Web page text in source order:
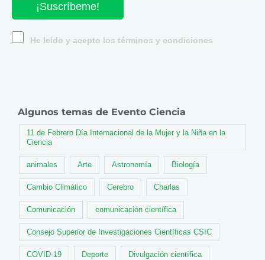
¡Suscríbeme!
He leído y acepto los términos y condiciones
Algunos temas de Evento Ciencia
11 de Febrero Día Internacional de la Mujer y la Niña en la
Ciencia
animales Arte Astronomía Biología
Cambio Climático Cerebro Charlas
Comunicación comunicación científica
Consejo Superior de Investigaciones Científicas CSIC
COVID-19 Deporte Divulgación científica